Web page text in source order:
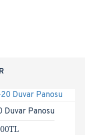
Duvar Panosu